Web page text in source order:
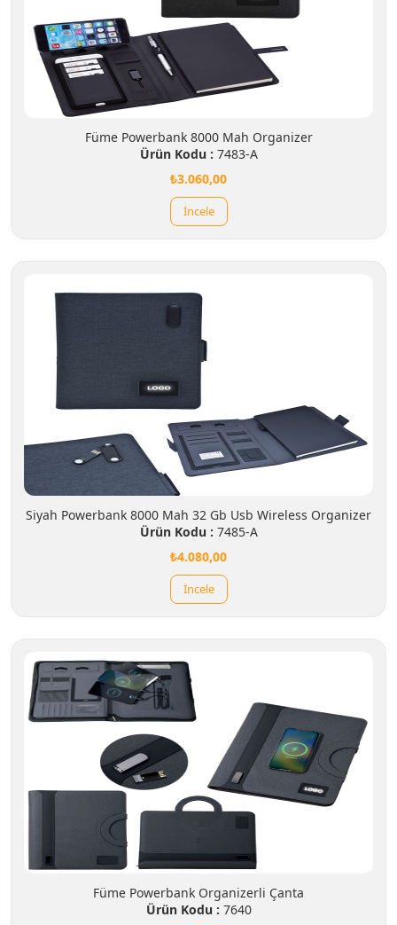
Füme Powerbank 8000 Mah Organizer
Ürün Kodu : 7483-A
₺3.060,00
İncele
Siyah Powerbank 8000 Mah 32 Gb Usb Wireless Organizer
Ürün Kodu : 7485-A
₺4.080,00
İncele
Füme Powerbank Organizerli Çanta
Ürün Kodu : 7640